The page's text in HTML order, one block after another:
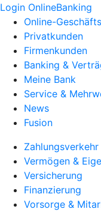
Login OnlineBanking
Online-
Privatkunden
Firmenkunden
Banking &
Meine Bank
Service &
News
Fusion
Zahlungsverkehr
Vermögen &
Versicherung
Finanzierung
Vorsorge &